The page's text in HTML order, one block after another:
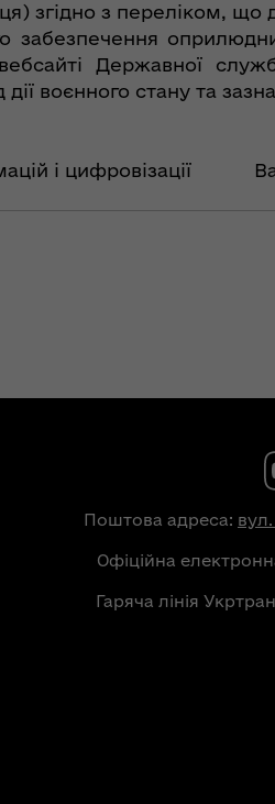
згідно з переліком, що
забезпечення
Державної
воєнного стану та
і цифровізації
Поштова адреса:
Офіційна
Гаряча лінія